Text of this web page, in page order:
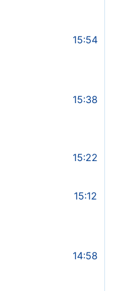
15:54
15:38
15:22
15:12
14:58